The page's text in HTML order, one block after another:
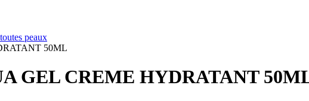
peaux
50ML
GEL CREME HYDRATANT